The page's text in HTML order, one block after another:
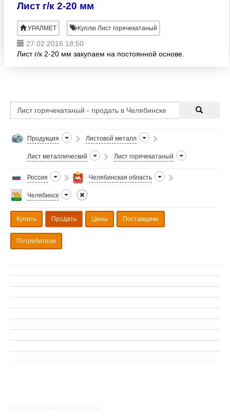
Лист г/к 2-20 мм
УРАЛМЕТ Куплю Лист горячекатаный
27.02.2016 18:50
Лист г/к 2-20 мм закупаем на постоянной основе.
Продукция Листовой металл
Лист металлический Лист горячекатаный
Россия Челябинская область
Челябинск
Купить Продать Цены Поставщики
Потребители